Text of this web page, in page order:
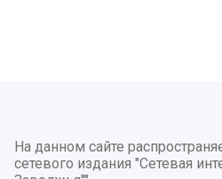
На данном сайте
сетевого издания "Сетевая